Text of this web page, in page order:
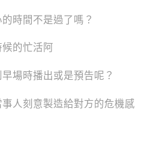
時間不是過了嗎？
的忙活阿
場時播出或是預告呢？
人刻意製造給對方的危機感